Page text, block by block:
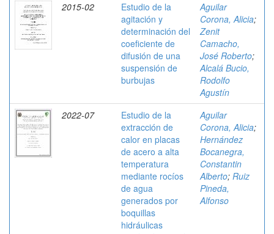
2015-02
Estudio de la
agitación y
determinación del
coeficiente de
difusión de una
suspensión de
burbujas
Aguilar
Corona, Alicia;
Zenit
Camacho,
José Roberto;
Alcalá Bucio,
Rodolfo
Agustín
2022-07
Estudio de la
extracción de
calor en placas
de acero a alta
temperatura
mediante rocíos
de agua
generados por
boquillas
hidráulicas
Aguilar
Corona, Alicia;
Hernández
Bocanegra,
Constantin
Alberto; Ruiz
Pineda,
Alfonso